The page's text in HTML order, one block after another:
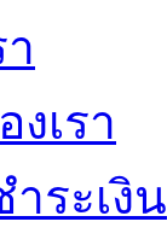
เรา
ระเงิน